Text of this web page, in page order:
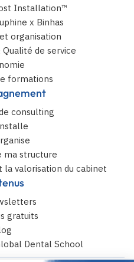
Installation™
x Binhas
organisation
de service
formations
consulting
ma structure
valorisation du cabinet
gratuits
Dental School